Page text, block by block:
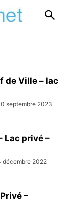
de Ville – lac
septembre 2023
Lac privé –
décembre 2022
–